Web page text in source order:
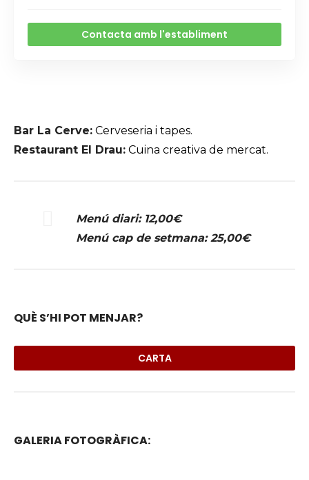
Contacta amb l'establiment
Bar La Cerve: Cerveseria i tapes.
Restaurant El Drau: Cuina creativa de mercat.
Menú diari: 12,00€
Menú cap de setmana: 25,00€
QUÈ S’HI POT MENJAR?
CARTA
GALERIA FOTOGRÀFICA: